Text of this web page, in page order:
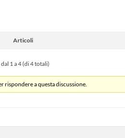
Articoli
1 a 4 (di 4 totali)
rispondere a questa discussione.